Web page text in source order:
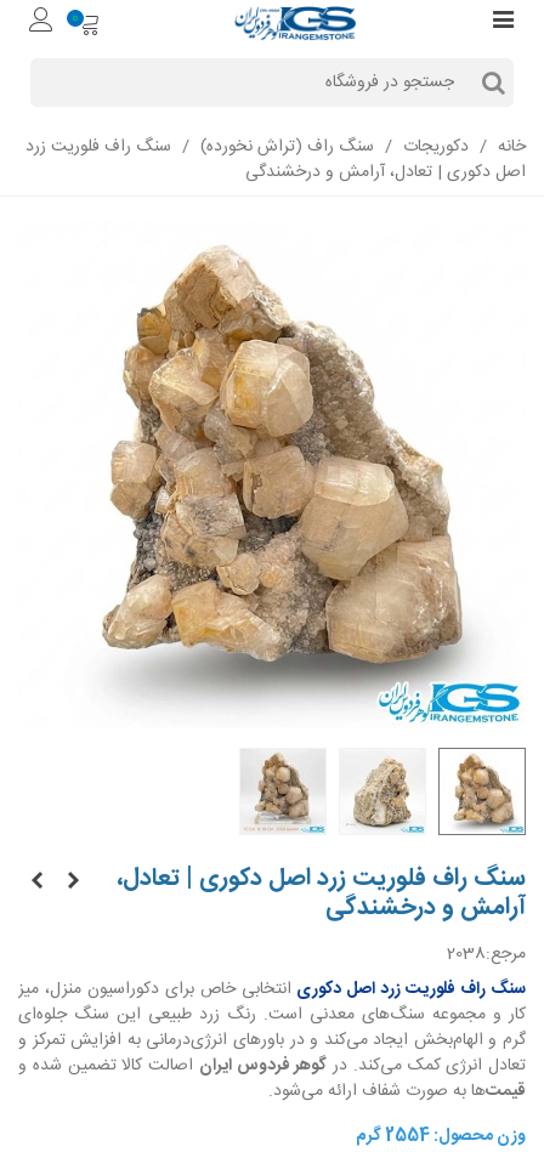
0
خانه / دکوریجات / سنگ راف (تراش نخورده) / سنگ راف فلوریت زرد
اصل دکوری | تعادل، آرامش و درخشندگی
سنگ راف فلوریت زرد اصل دکوری | تعادل،
آرامش و درخشندگی
مرجع:2038
سنگ راف فلوریت زرد اصل دکوری انتخابی خاص برای دکوراسیون منزل، میز
کار و مجموعه سنگ‌های معدنی است. رنگ زرد طبیعی این سنگ جلوه‌ای
گرم و الهام‌بخش ایجاد می‌کند و در باورهای انرژی‌درمانی به افزایش تمرکز و
تعادل انرژی کمک می‌کند. درگوهر فردوس ایران اصالت کالا تضمین شده و
قیمت‌ها به صورت شفاف ارائه می‌شود.
وزن محصول:2554گرم